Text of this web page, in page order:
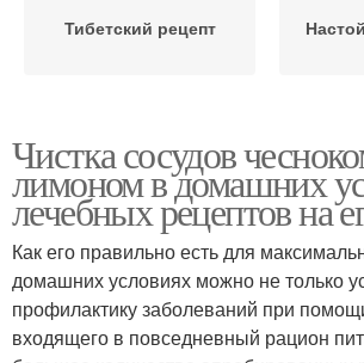
Тибетский рецепт
Тибетский эликсир
Настойка для чистки
Чистка сосудов
лимоном в домашних
лечебных рецептов на
Как его правильно есть для
домашних условиях можно не только
профилактику заболеваний при
входящего в повседневный рацион